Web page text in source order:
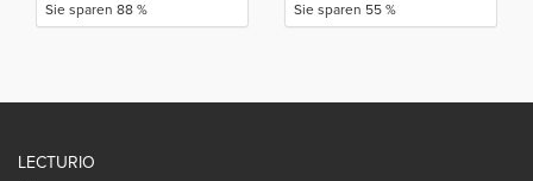
Sie sparen 88 % Sie sparen 55 %
LECTURIO